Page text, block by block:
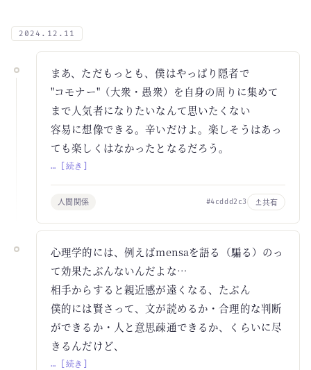
2024.12.11
まあ、ただもっとも、僕はやっぱり隠者で
"コモナー"（大衆・愚衆）を自身の周りに集めて
まで人気者になりたいなんて思いたくない
容易に想像できる。辛いだけよ。楽しそうはあっ
ても楽しくはなかったとなるだろう。
… [続き]
人間関係 #4cddd2c3 共有
心理学的には、例えばmensaを語る（騙る）のっ
て効果たぶんないんだよな…
相手からすると親近感が遠くなる、たぶん
僕的には賢さって、文が読めるか・合理的な判断
ができるか・人と意思疎通できるか、くらいに尽
きるんだけど、
… [続き]